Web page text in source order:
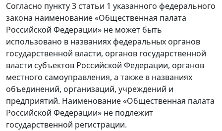
Согласно пункту 3 статьи 1 указанного федерального
закона наименование «Общественная палата
Российской Федерации» не может быть
использовано в названиях федеральных органов
государственной власти, органов государственной
власти субъектов Российской Федерации, органов
местного самоуправления, а также в названиях
объединений, организаций, учреждений и
предприятий. Наименование «Общественная палата
Российской Федерации» не подлежит
государственной регистрации.